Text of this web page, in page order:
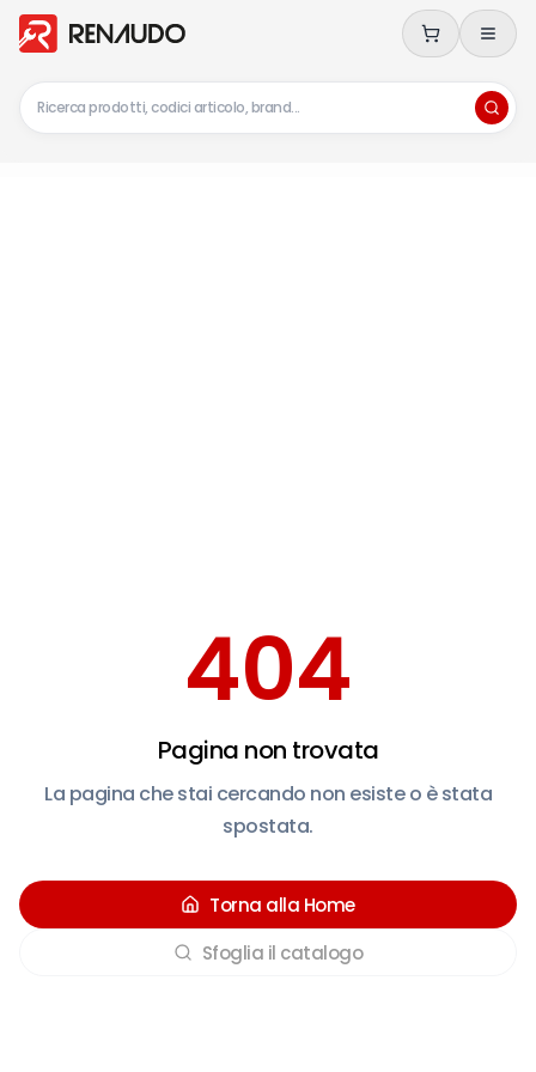
404
Pagina non trovata
La pagina che stai cercando non esiste o è stata
spostata.
Torna alla Home
Sfoglia il catalogo